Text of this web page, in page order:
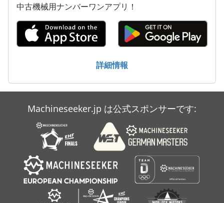
中古機械用ナンバーワンアプリ！
詳細情報
Machineseeker.jp は公式スポンサーです: